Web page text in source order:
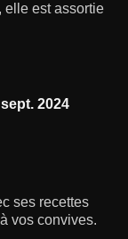
elle est assortie
2024
ses recettes
vos convives.